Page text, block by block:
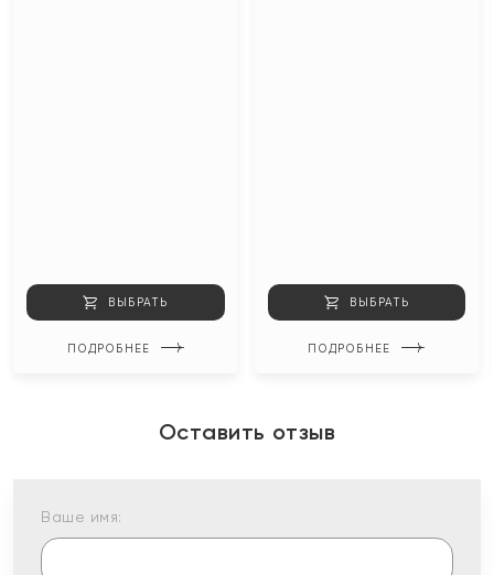
ВЫБРАТЬ
ПОДРОБНЕЕ
ВЫБРАТЬ
ПОДРОБНЕЕ
Оставить отзыв
Ваше имя: